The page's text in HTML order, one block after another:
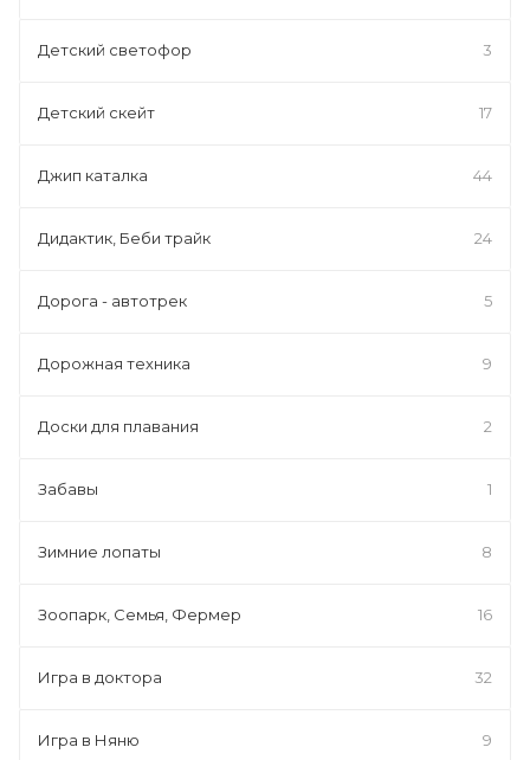
Детский светофор 3
Детский скейт 17
Джип каталка 44
Дидактик, Беби трайк 24
Дорога - автотрек 5
Дорожная техника 9
Доски для плавания 2
Забавы 1
Зимние лопаты 8
Зоопарк, Семья, Фермер 16
Игра в доктора 32
Игра в Няню 9